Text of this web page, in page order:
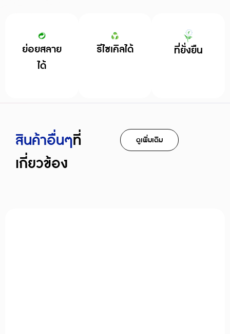
ย่อยสลาย
ได้
รีไซเคิลได้ ที่ยั่งยืน
สินค้าอืื่นๆที่
เกี่ยวข้อง
ดูเพิ่มเติม